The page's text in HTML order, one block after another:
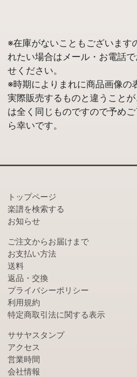
※在庫がないこともございます
れたい場合はメール・お電話
せください。
※時期によりまれに商品画像の
実際販売するものと違うこと
は全く同じものですので予め
ら幸いです。
トップページ
楽譜を検索する
お知らせ
ご注文からお届けまで
お支払い方法
送料
返品・交換
プライバシーポリシー
利用規約
特定商取引法に関する表示
ササヤスタンプ
アクセス
営業時間
会社情報